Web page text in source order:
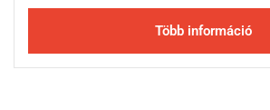
Több információ